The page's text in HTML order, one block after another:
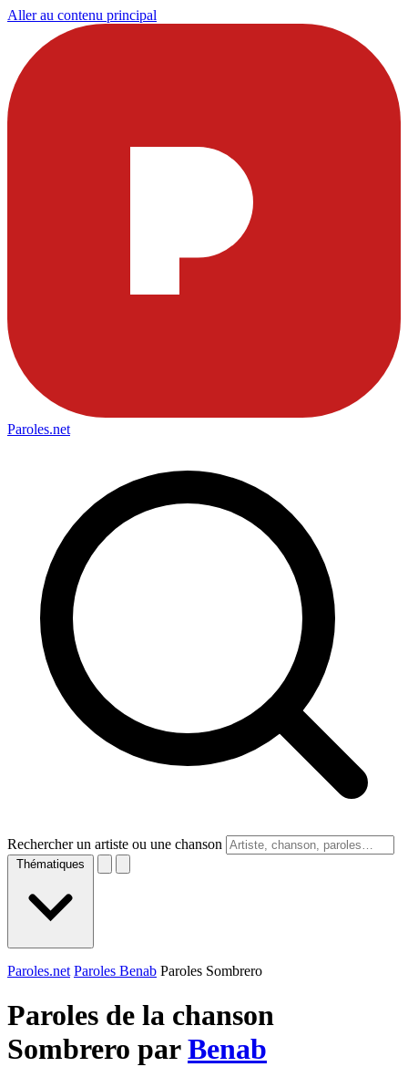
Aller au contenu principal
Paroles.net
Rechercher un artiste ou une chanson
Thématiques
Paroles.net Paroles Benab Paroles Sombrero
Paroles de la chanson
Sombrero parBenab